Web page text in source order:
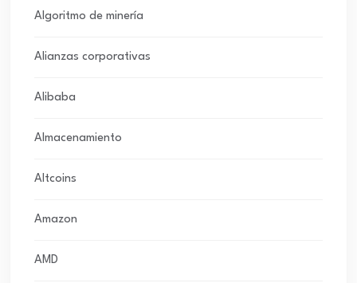
Algoritmo de minería
Alianzas corporativas
Alibaba
Almacenamiento
Altcoins
Amazon
AMD